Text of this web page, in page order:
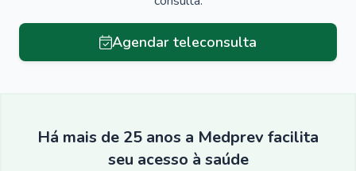
Agendar teleconsulta
Há mais de 25 anos a Medprev facilita
seu acesso à saúde